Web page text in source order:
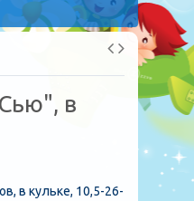
в
в кульке, 10,5-26-